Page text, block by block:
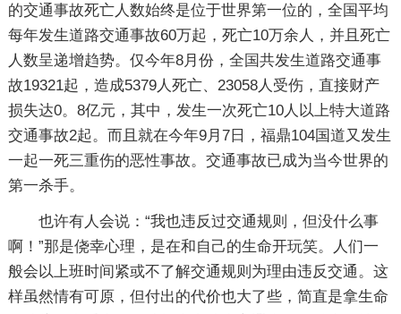
的交通事故死亡人数始终是位于世界第一位的，全国平均
每年发生道路交通事故60万起，死亡10万余人，并且死亡
人数呈递增趋势。仅今年8月份，全国共发生道路交通事
故19321起，造成5379人死亡、23058人受伤，直接财产
损失达0。8亿元，其中，发生一次死亡10人以上特大道路
交通事故2起。而且就在今年9月7日，福鼎104国道又发生
一起一死三重伤的恶性事故。交通事故已成为当今世界的
第一杀手。
也许有人会说：“我也违反过交通规则，但没什么事
啊！”那是侥幸心理，是在和自己的生命开玩笑。人们一
般会以上班时间紧或不了解交通规则为理由违反交通。这
样虽然情有可原，但付出的代价也大了些，简直是拿生命